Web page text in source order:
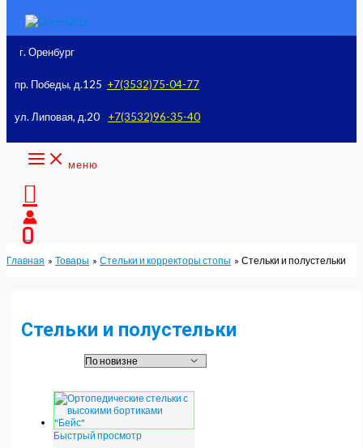
содержимому
г. Оренбург
пр. Победы, д.125 +7(3532)75-04-77
ул. Липовая, д.20 +7(3532)96-35-40
меню
Поиск
Главная Товары Стельки и корректоры стопы Стельки и полустельки
Стельки и полустельки
Быстрый просмотр